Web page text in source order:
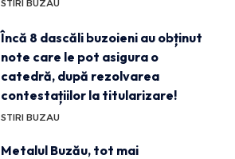
STIRI BUZAU
Încă 8 dascăli buzoieni au obținut
note care le pot asigura o
catedră, după rezolvarea
contestațiilor la titularizare!
STIRI BUZAU
Metalul Buzău, tot mai